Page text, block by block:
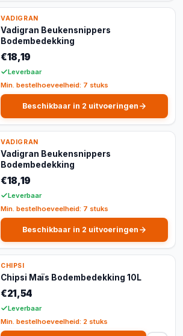
VADIGRAN
Vadigran Beukensnippers
Bodembedekking
€18,19
Leverbaar
Min. bestelhoeveelheid: 7 stuks
Beschikbaar in 2 uitvoeringen
VADIGRAN
Vadigran Beukensnippers
Bodembedekking
€18,19
Leverbaar
Min. bestelhoeveelheid: 7 stuks
Beschikbaar in 2 uitvoeringen
CHIPSI
Chipsi Maïs Bodembedekking 10L
€21,54
Leverbaar
Min. bestelhoeveelheid: 2 stuks